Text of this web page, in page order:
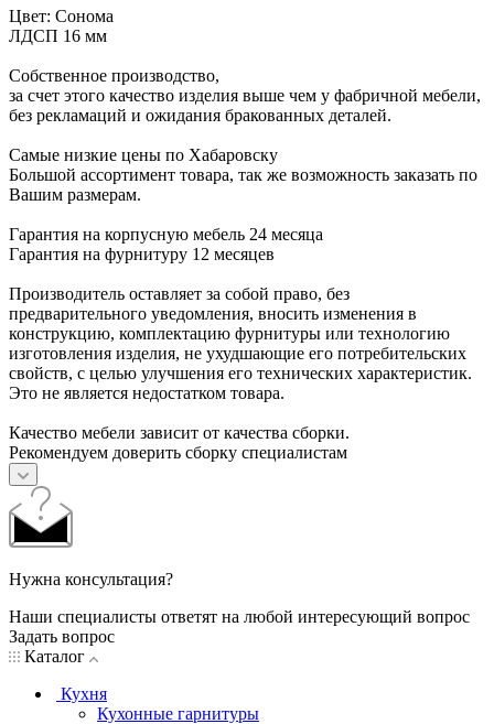
Цвет: Сонома
ЛДСП 16 мм
Собственное производство,
за счет этого качество изделия выше чем у фабричной мебели,
без рекламаций и ожидания бракованных деталей.
Самые низкие цены по Хабаровску
Большой ассортимент товара, так же возможность заказать по
Вашим размерам.
Гарантия на корпусную мебель 24 месяца
Гарантия на фурнитуру 12 месяцев
Производитель оставляет за собой право, без
предварительного уведомления, вносить изменения в
конструкцию, комплектацию фурнитуры или технологию
изготовления изделия, не ухудшающие его потребительских
свойств, с целью улучшения его технических характеристик.
Это не является недостатком товара.
Качество мебели зависит от качества сборки.
Рекомендуем доверить сборку специалистам
Нужна консультация?
Наши специалисты ответят на любой интересующий вопрос
Задать вопрос
Каталог
Кухня
Кухонные гарнитуры